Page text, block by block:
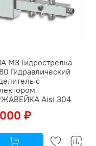
М3 Гидрострелка
Гидравлический
с
Aisi 304
₽